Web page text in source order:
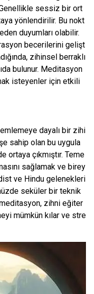
sessiz bir ort
yönlendirilir. Bu nokt
duyumları olabilir.
becerilerini gelişt
zihinsel berraklı
bulunur. Meditasyon
isteyenler için etkili
dayalı bir zihi
sahip olan bu uygula
ortaya çıkmıştır. Teme
sağlamak ve birey
ve Hindu gelenekleri
seküler bir teknik
zihni eğiter
mümkün kılar ve stre